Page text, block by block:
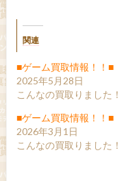
関連
■ゲーム買取情報！！■
2025年5月28日
こんなの買取りました！
■ゲーム買取情報！！■
2026年3月1日
こんなの買取りました！